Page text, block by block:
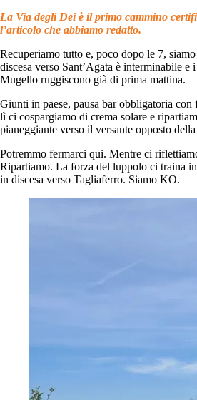
La Via degli Dei è il primo cammino
l’articolo che abbiamo redatto.
Recuperiamo tutto e, poco dopo le 7,
discesa verso Sant’Agata è interminabile
Mugello ruggiscono già di prima mattina.
Giunti in paese, pausa bar obbligatoria
lì ci cospargiamo di crema solare e
pianeggiante verso il versante opposto
Potremmo fermarci qui. Mentre ci
Ripartiamo. La forza del luppolo ci traina
in discesa verso Tagliaferro. Siamo KO.